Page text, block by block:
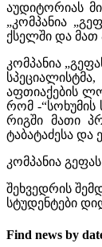
აუდიტორიას
„კომპანია
ქსელში და
კომპანია
აფთიაქების
რომ -“სოხუმის
რიგში მათი
ტაბატაძესა
კომპანია
შეხვედრის
სტუდენტები
Find news by